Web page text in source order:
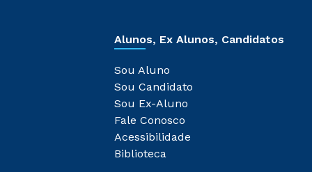
Alunos, Ex Alunos, Candidatos
Sou Aluno
Sou Candidato
Sou Ex-Aluno
Fale Conosco
Acessibilidade
Biblioteca